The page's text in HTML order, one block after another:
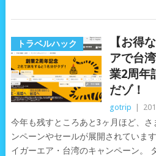
トラベルハック
【お得
アで台
業2周年
だゾ！
gotrip
今年も残すところあと3ヶ月ほど、
ンペーンやセールが展開されていま
イガーエア・台湾のキャンペーン。